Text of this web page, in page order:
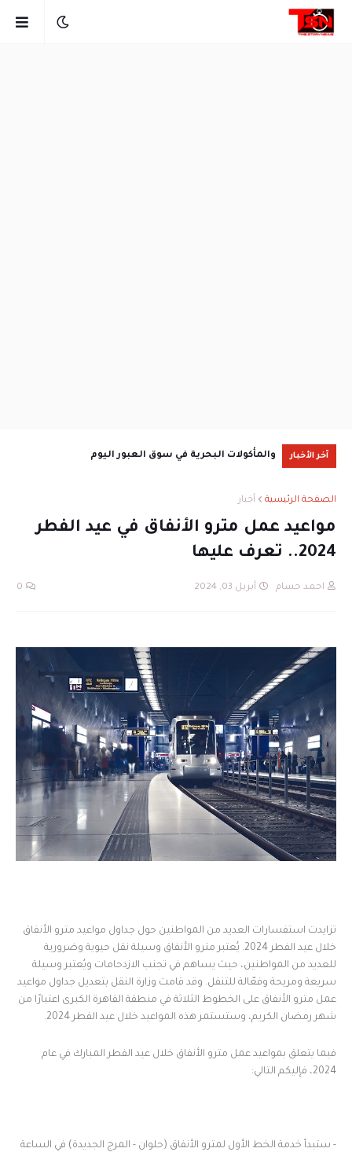
آخر الأخبار والمأكولات البحرية في سوق العبور اليوم
الصفحة الرئيسية أخبار
مواعيد عمل مترو الأنفاق في عيد الفطر
2024.. تعرف عليها
احمد حسام أبريل 03, 2024 0
تزايدت استفسارات العديد من المواطنين حول جداول مواعيد مترو الأنفاق
خلال عيد الفطر 2024. يُعتبر مترو الأنفاق وسيلة نقل حيوية وضرورية
للعديد من المواطنين، حيث يساهم في تجنب الازدحامات ويُعتبر وسيلة
سريعة ومريحة وفعّالة للتنقل. وقد قامت وزارة النقل بتعديل جداول مواعيد
عمل مترو الأنفاق على الخطوط الثلاثة في منطقة القاهرة الكبرى اعتبارًا من
شهر رمضان الكريم، وستستمر هذه المواعيد خلال عيد الفطر 2024.
فيما يتعلق بمواعيد عمل مترو الأنفاق خلال عيد الفطر المبارك في عام
2024، فإليكم التالي:
- ستبدأ خدمة الخط الأول لمترو الأنفاق (حلوان - المرج الجديدة) في الساعة